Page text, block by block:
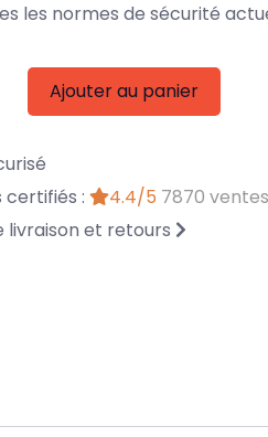
les normes de sécurité
Ajouter au panier
certifiés :
4.4/5 7870 ventes
livraison et retours